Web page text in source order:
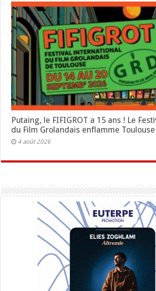
Putaing, le FIFIGROT a 15 ans ! Le
du Film Grolandais enflamme Toulouse
4 août 2026